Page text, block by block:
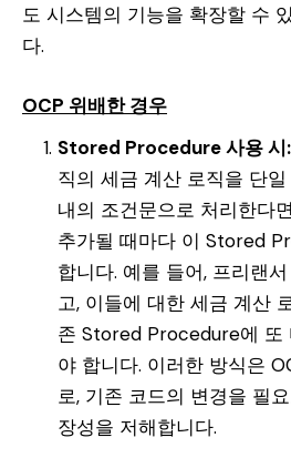
도 시스템의 기능을 확장할 수
다.
OCP 위배한 경우
Stored Procedure 사용 시:
직의 세금 계산 로직을 단
내의 조건문으로 처리한다
추가될 때마다 이 Stored
합니다. 예를 들어, 프리랜
고, 이들에 대한 세금 계산
존 Stored Procedure에 또
야 합니다. 이러한 방식은
로, 기존 코드의 변경을 필
장성을 저해합니다.